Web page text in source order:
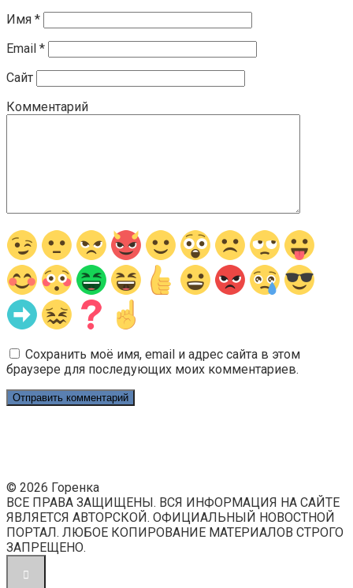
Имя *
Email *
Сайт
Комментарий
Сохранить моё имя, email и адрес сайта в этом
браузере для последующих моих комментариев.
© 2026 Горенка
ВСЕ ПРАВА ЗАЩИЩЕНЫ. ВСЯ ИНФОРМАЦИЯ НА САЙТЕ
ЯВЛЯЕТСЯ АВТОРСКОЙ. ОФИЦИАЛЬНЫЙ НОВОСТНОЙ
ПОРТАЛ. ЛЮБОЕ КОПИРОВАНИЕ МАТЕРИАЛОВ СТРОГО
ЗАПРЕЩЕНО.